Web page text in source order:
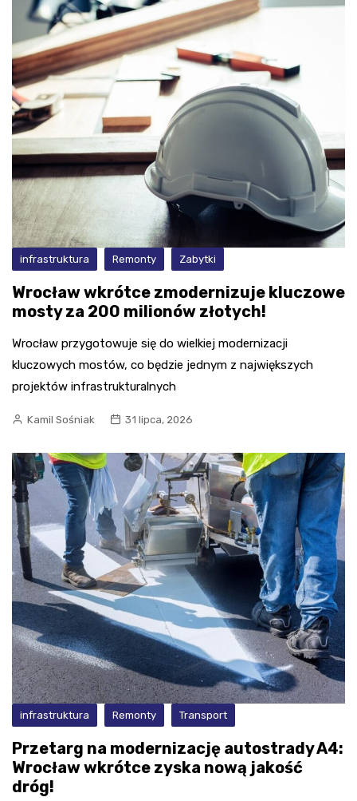
infrastruktura Remonty Zabytki
Wrocław wkrótce zmodernizuje kluczowe
mosty za 200 milionów złotych!
Wrocław przygotowuje się do wielkiej modernizacji
kluczowych mostów, co będzie jednym z największych
projektów infrastrukturalnych
Kamil Sośniak 31 lipca, 2026
infrastruktura Remonty Transport
Przetarg na modernizację autostrady A4:
Wrocław wkrótce zyska nową jakość
dróg!